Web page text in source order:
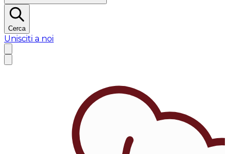
Cerca
Unisciti a noi